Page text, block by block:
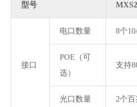
型号
接口
电口数量 8个
POE（可
选）
支持
光口数量 2个百